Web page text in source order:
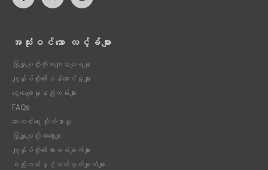
အသုံးဝင်သော လင့်ခ်များ
ကြှနျုပျတို့ကိုဆကျသှယျရနျ
ကျွန်ုပ်တို့၏ဝန်ဆောင်မှုများ
ငွေပေးချေမှုနည်းလမ်းများ
FAQs
ဘေးကင်းရေး လိုက်နာမှု
ကြှနျုပျတို့အကွောငျး
ကျွန်ုပ်တို့၏အာမခံချက်များ
စည်းကမ်းနှင့်သတ်မှတ်ချက်များ